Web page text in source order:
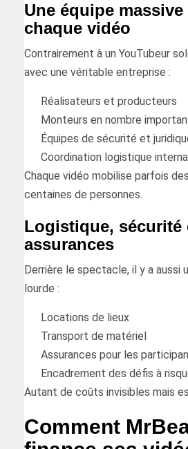
Une équipe
chaque vidéo
Contrairement à un YouTubeur
avec une véritable entreprise :
Réalisateurs et producteurs
Monteurs en nombre
Équipes de sécurité et
Coordination logistique
Chaque vidéo mobilise parfois
centaines de personnes.
Logistique, sécurité
assurances
Derrière le spectacle, il y a aussi
lourde :
Locations de lieux
Transport de matériel
Assurances pour les
Encadrement des défis à
Autant de coûts invisibles mais
Comment